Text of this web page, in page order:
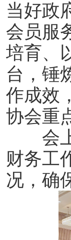
当好政
会员服
培育、
台，锤
作成效
协会重
会上
财务工
况，确